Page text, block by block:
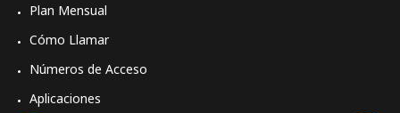
Plan Mensual
Cómo Llamar
Números de Acceso
Aplicaciones